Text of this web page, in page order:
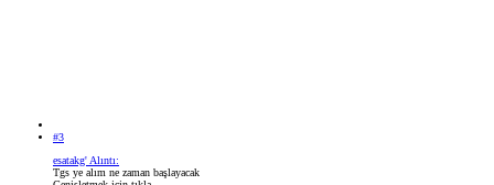
#3
esatakg' Alıntı:
Tgs ye alım ne zaman başlayacak